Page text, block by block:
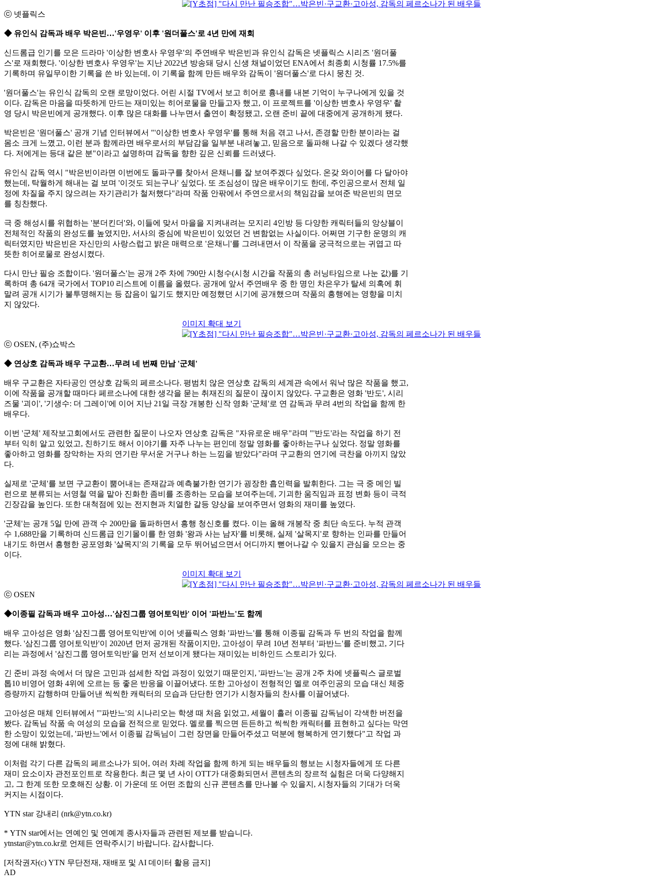
ⓒ 넷플릭스
◆ 유인식 감독과 배우 박은빈…'우영우' 이후 '원더풀스'로 4년 만에 재회
신드롬급 인기를 모은 드라마 '이상한 변호사 우영우'의 주연배우 박은빈과 유인식 감독은 넷플릭스 시리즈 '원더풀
스'로 재회했다. '이상한 변호사 우영우'는 지난 2022년 방송돼 당시 신생 채널이었던 ENA에서 최종회 시청률 17.5%를
기록하며 유일무이한 기록을 쓴 바 있는데, 이 기록을 함께 만든 배우와 감독이 '원더풀스'로 다시 뭉친 것.
'원더풀스'는 유인식 감독의 오랜 로망이었다. 어린 시절 TV에서 보고 히어로 흉내를 내본 기억이 누구나에게 있을 것
이다. 감독은 마음을 따뜻하게 만드는 재미있는 히어로물을 만들고자 했고, 이 프로젝트를 '이상한 변호사 우영우' 촬
영 당시 박은빈에게 공개했다. 이후 많은 대화를 나누면서 출연이 확정됐고, 오랜 준비 끝에 대중에게 공개하게 됐다.
박은빈은 '원더풀스' 공개 기념 인터뷰에서 "'이상한 변호사 우영우'를 통해 처음 겪고 나서, 존경할 만한 분이라는 걸
몸소 크게 느꼈고, 이런 분과 함께라면 배우로서의 부담감을 일부분 내려놓고, 믿음으로 돌파해 나갈 수 있겠다 생각했
다. 저에게는 등대 같은 분"이라고 설명하며 감독을 향한 깊은 신뢰를 드러냈다.
유인식 감독 역시 "박은빈이라면 이번에도 돌파구를 찾아서 은채니를 잘 보여주겠다 싶었다. 온갖 와이어를 다 달아야
했는데, 탁월하게 해내는 걸 보며 '이것도 되는구나' 싶었다. 또 조심성이 많은 배우이기도 한데, 주인공으로서 전체 일
정에 차질을 주지 않으려는 자기관리가 철저했다"라며 작품 안팎에서 주연으로서의 책임감을 보여준 박은빈의 면모
를 칭찬했다.
극 중 해성시를 위협하는 '분더킨더'와, 이들에 맞서 마을을 지켜내려는 모지리 4인방 등 다양한 캐릭터들의 앙상블이
전체적인 작품의 완성도를 높였지만, 서사의 중심에 박은빈이 있었던 건 변함없는 사실이다. 어쩌면 기구한 운명의 캐
릭터였지만 박은빈은 자신만의 사랑스럽고 밝은 매력으로 '은채니'를 그려내면서 이 작품을 궁극적으로는 귀엽고 따
뜻한 히어로물로 완성시켰다.
다시 만난 필승 조합이다. '원더풀스'는 공개 2주 차에 790만 시청수(시청 시간을 작품의 총 러닝타임으로 나눈 값)를 기
록하며 총 64개 국가에서 TOP10 리스트에 이름을 올렸다. 공개에 앞서 주연배우 중 한 명인 차은우가 탈세 의혹에 휘
말려 공개 시기가 불투명해지는 등 잡음이 일기도 했지만 예정했던 시기에 공개했으며 작품의 흥행에는 영향을 미치
지 않았다.
이미지 확대 보기
ⓒ OSEN, (주)쇼박스
◆ 연상호 감독과 배우 구교환…무려 네 번째 만남 '군체'
배우 구교환은 자타공인 연상호 감독의 페르소나다. 평범치 않은 연상호 감독의 세계관 속에서 워낙 많은 작품을 했고,
이에 작품을 공개할 때마다 페르소나에 대한 생각을 묻는 취재진의 질문이 끊이지 않았다. 구교환은 영화 '반도', 시리
즈물 '괴이', '기생수: 더 그레이'에 이어 지난 21일 극장 개봉한 신작 영화 '군체'로 연 감독과 무려 4번의 작업을 함께 한
배우다.
이번 '군체' 제작보고회에서도 관련한 질문이 나오자 연상호 감독은 "자유로운 배우"라며 "'반도'라는 작업을 하기 전
부터 익히 알고 있었고, 친하기도 해서 이야기를 자주 나누는 편인데 정말 영화를 좋아하는구나 싶었다. 정말 영화를
좋아하고 영화를 장악하는 자의 연기란 무서운 거구나 하는 느낌을 받았다"라며 구교환의 연기에 극찬을 아끼지 않았
다.
실제로 '군체'를 보면 구교환이 뿜어내는 존재감과 예측불가한 연기가 굉장한 흡인력을 발휘한다. 그는 극 중 메인 빌
런으로 분류되는 서영철 역을 맡아 진화한 좀비를 조종하는 모습을 보여주는데, 기괴한 움직임과 표정 변화 등이 극적
긴장감을 높인다. 또한 대척점에 있는 전지현과 치열한 갈등 양상을 보여주면서 영화의 재미를 높였다.
'군체'는 공개 5일 만에 관객 수 200만을 돌파하면서 흥행 청신호를 켰다. 이는 올해 개봉작 중 최단 속도다. 누적 관객
수 1,688만을 기록하며 신드롬급 인기몰이를 한 영화 '왕과 사는 남자'를 비롯해, 실제 '살목지'로 향하는 인파를 만들어
내기도 하면서 흥행한 공포영화 '살목지'의 기록을 모두 뛰어넘으면서 어디까지 뻗어나갈 수 있을지 관심을 모으는 중
이다.
이미지 확대 보기
ⓒ OSEN
◆이종필 감독과 배우 고아성…'삼진그룹 영어토익반' 이어 '파반느'도 함께
배우 고아성은 영화 '삼진그룹 영어토익반'에 이어 넷플릭스 영화 '파반느'를 통해 이종필 감독과 두 번의 작업을 함께
했다. '삼진그룹 영어토익반'이 2020년 먼저 공개된 작품이지만, 고아성이 무려 10년 전부터 '파반느'를 준비했고, 기다
리는 과정에서 '삼진그룹 영어토익반'을 먼저 선보이게 됐다는 재미있는 비하인드 스토리가 있다.
긴 준비 과정 속에서 더 많은 고민과 섬세한 작업 과정이 있었기 때문인지, '파반느'는 공개 2주 차에 넷플릭스 글로벌
톱10 비영어 영화 4위에 오르는 등 좋은 반응을 이끌어냈다. 또한 고아성이 전형적인 멜로 여주인공의 모습 대신 체중
증량까지 감행하며 만들어낸 씩씩한 캐릭터의 모습과 단단한 연기가 시청자들의 찬사를 이끌어냈다.
고아성은 매체 인터뷰에서 "'파반느'의 시나리오는 학생 때 처음 읽었고, 세월이 흘러 이종필 감독님이 각색한 버전을
봤다. 감독님 작품 속 여성의 모습을 전적으로 믿었다. 멜로를 찍으면 든든하고 씩씩한 캐릭터를 표현하고 싶다는 막연
한 소망이 있었는데, '파반느'에서 이종필 감독님이 그런 장면을 만들어주셨고 덕분에 행복하게 연기했다"고 작업 과
정에 대해 밝혔다.
이처럼 각기 다른 감독의 페르소나가 되어, 여러 차례 작업을 함께 하게 되는 배우들의 행보는 시청자들에게 또 다른
재미 요소이자 관전포인트로 작용한다. 최근 몇 년 사이 OTT가 대중화되면서 콘텐츠의 장르적 실험은 더욱 다양해지
고, 그 한계 또한 모호해진 상황. 이 가운데 또 어떤 조합의 신규 콘텐츠를 만나볼 수 있을지, 시청자들의 기대가 더욱
커지는 시점이다.
YTN star 강내리 (nrk@ytn.co.kr)
* YTN star에서는 연예인 및 연예계 종사자들과 관련된 제보를 받습니다.
ytnstar@ytn.co.kr로 언제든 연락주시기 바랍니다. 감사합니다.
[저작권자(c) YTN 무단전재, 재배포 및 AI 데이터 활용 금지]
AD